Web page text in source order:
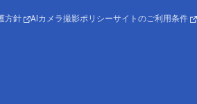
方針 AIカメラ撮影ポリシーサイトのご利用条件